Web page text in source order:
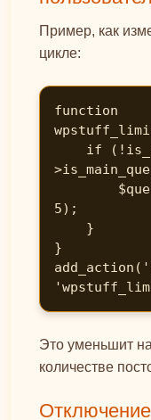
Пример, как
цикле:
function
5);
}
Это уменьшит
количестве